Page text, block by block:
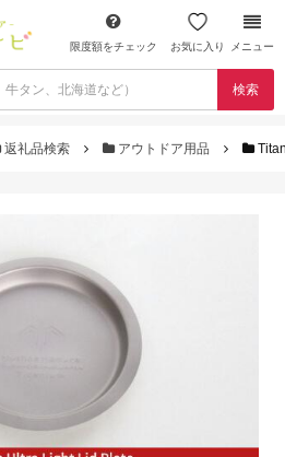
限度額をチェック お気に入り メニュー
検索
返礼品検索 アウトドア用品